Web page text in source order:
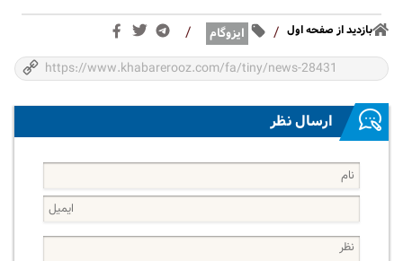
بازدید از صفحه اول / ایزوگام /
ارسال نظر